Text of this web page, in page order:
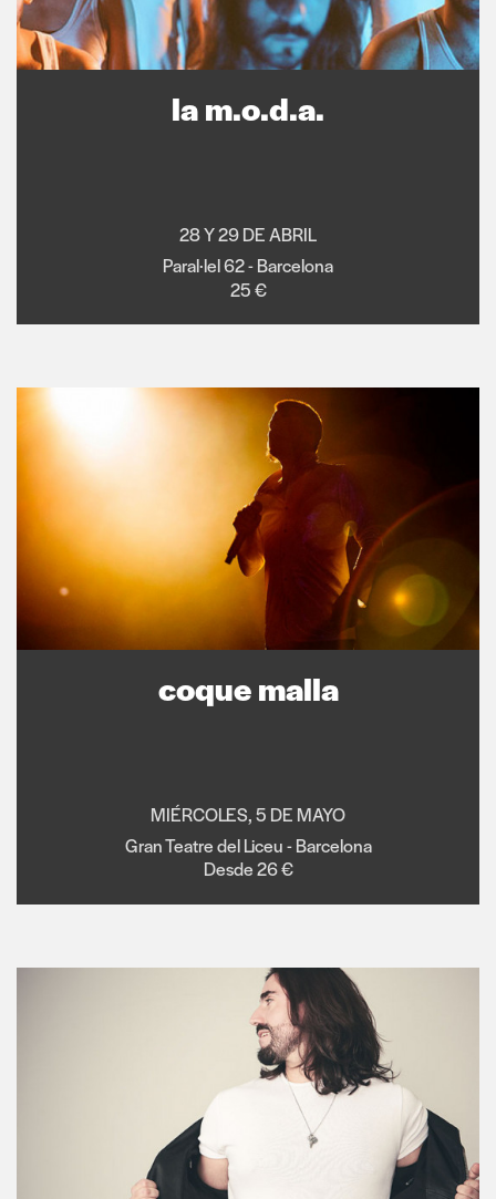
la m.o.d.a.
28 Y 29 DE ABRIL
Paral·lel 62 - Barcelona
25 €
coque malla
MIÉRCOLES, 5 DE MAYO
Gran Teatre del Liceu - Barcelona
Desde 26 €